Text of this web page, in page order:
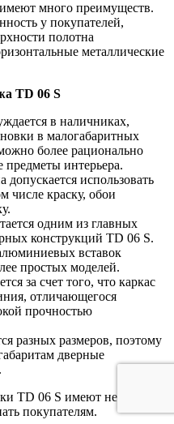
много преимуществ.
у покупателей,
полотна
металлические
TD 06 S
в наличниках,
в малогабаритных
более рационально
предметы интерьера.
использовать
числе краску, обои
одним из главных
конструкций TD 06 S.
вставок
простых моделей.
за счет того, что каркас
отличающегося
прочностью
разных размеров, поэтому
дверные
TD 06 S имеют несколько
покупателям.